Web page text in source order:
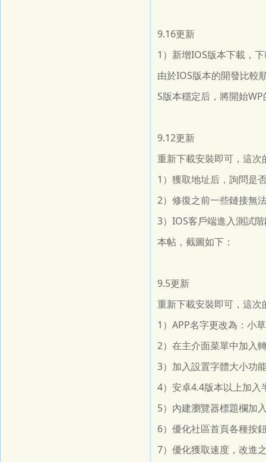
9.16更新
1）新增IOS版本下載，
由於IOS版本的開發比較
S版本穩定后，將開始
9.12更新
重新下載安裝即可，這次
1）獲取地址后，詢問是
2）修復之前一些鏈接無
3）IOS客戶端進入測試
本帖，截圖如下：
9.5更新
重新下載安裝即可，這次
1）APP名字更改為：小草
2）在主介面菜單中加入
3）加入設置字體大小功
4）安卓4.4版本以上加入
5）內建瀏覽器標題欄加
6）優化社區首頁各種按
7）優化獲取速度，改進